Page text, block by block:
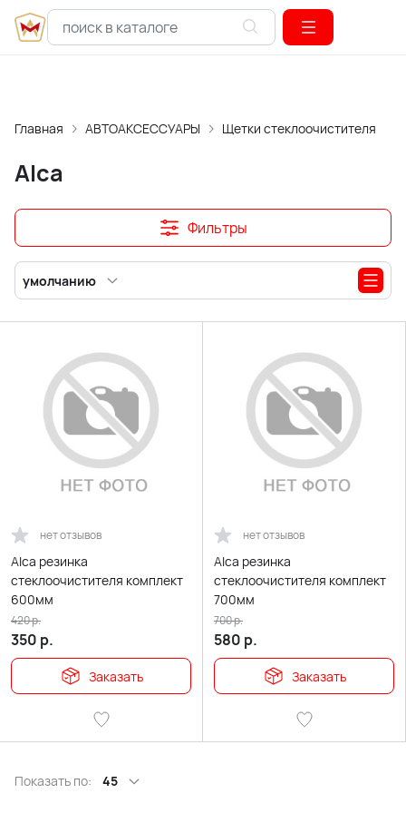
Главная АВТОАКСЕССУАРЫ Щетки стеклоочистителя
Alca
Фильтры
умолчанию
нет отзывов
Alca резинка
стеклоочистителя комплект
600мм
350 р.
420р.
Заказать
нет отзывов
Alca резинка
стеклоочистителя комплект
700мм
580 р.
700р.
Заказать
Показать по: 45